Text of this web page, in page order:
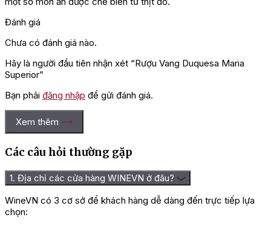
Đánh giá
Chưa có đánh giá nào.
Hãy là người đầu tiên nhận xét “Rượu Vang Duquesa Maria
Superior”
Bạn phải đăng nhập để gửi đánh giá.
Xem thêm
Các câu hỏi thường gặp
1. Địa chỉ các cửa hàng WINEVN ở đâu?
WineVN có 3 cơ sở để khách hàng dễ dàng đến trực tiếp lựa
chọn: